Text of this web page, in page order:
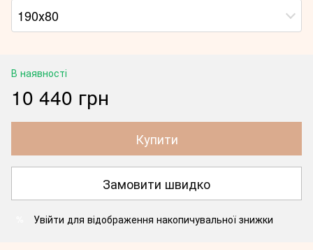
190х80
В наявності
10 440 грн
Купити
Замовити швидко
Увійти для відображення накопичувальної знижки